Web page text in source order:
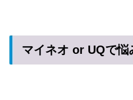
マイネオ or UQで悩